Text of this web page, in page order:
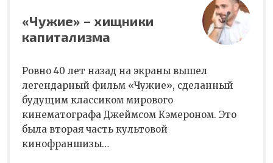
«Чужие» – хищники
капитализма
Ровно 40 лет назад на экраны вышел
легендарный фильм «Чужие», сделанный
будущим классиком мирового
кинематографа Джеймсом Кэмероном. Это
была вторая часть культовой
кинофраншизы…